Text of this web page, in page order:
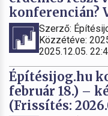
konferencián?
Szerző:
Közzétéve:
2025.12.05.
Építésijog.hu
február 18.) –
(Frissítés: